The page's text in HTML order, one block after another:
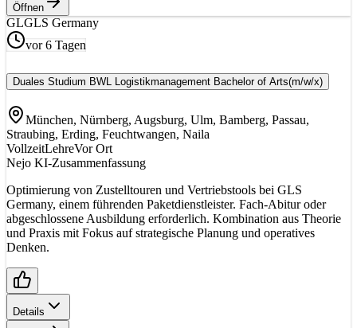
Öffnen
GLGLS Germany
vor 6 Tagen
Duales Studium BWL Logistikmanagement Bachelor of Arts(m/w/x)
München, Nürnberg, Augsburg, Ulm, Bamberg, Passau,
Straubing, Erding, Feuchtwangen, Naila
VollzeitLehreVor Ort
Nejo KI-Zusammenfassung
Optimierung von Zustelltouren und Vertriebstools bei GLS
Germany, einem führenden Paketdienstleister. Fach-Abitur oder
abgeschlossene Ausbildung erforderlich. Kombination aus Theorie
und Praxis mit Fokus auf strategische Planung und operatives
Denken.
Details